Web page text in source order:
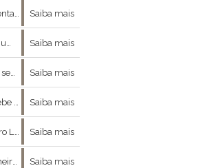
Saiba mais
Saiba mais
s Saiba mais
Saiba mais
cuja vida Saiba mais
Saiba mais